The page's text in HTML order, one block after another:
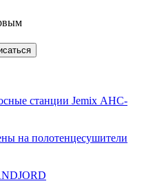
станции Jemix АНС-
на полотенцесушители